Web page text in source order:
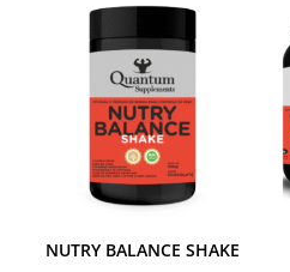
NUTRY BALANCE SHAKE